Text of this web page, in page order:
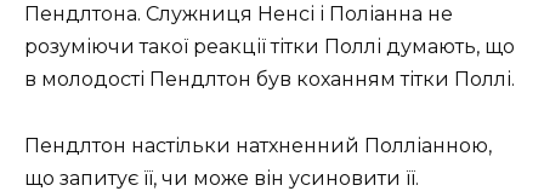
Пендлтона. Служниця Ненсі і Поліанна не
розуміючи такої реакції тітки Поллі думають, що
в молодості Пендлтон був коханням тітки Поллі.
Пендлтон настільки натхненний Полліанною,
що запитує її, чи може він усиновити її.